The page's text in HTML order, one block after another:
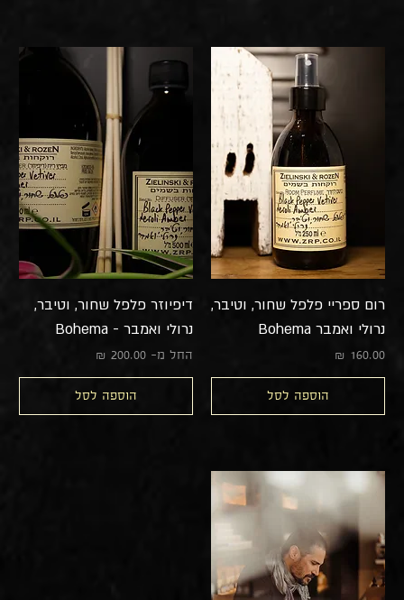
רום ספריי פלפל שחור, וטיבר,
נרולי ואמבר Bohema
מחיר
הוספה לסל
דיפיוזר פלפל שחור, וטיבר,
נרולי ואמבר - Bohema
החל מ-
מחיר מבצע
הוספה לסל